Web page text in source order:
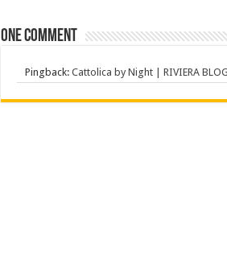
One comment
Pingback: Cattolica by Night | RIVIERA BLOG